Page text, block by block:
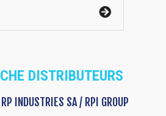
DISTRIBUTEURS
RP INDUSTRIES SA / RPI GROUP